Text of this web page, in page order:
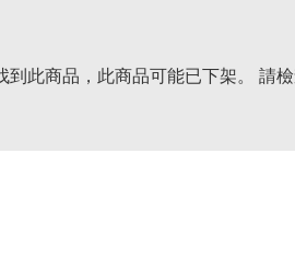
到此商品，此商品可能已下架。 請